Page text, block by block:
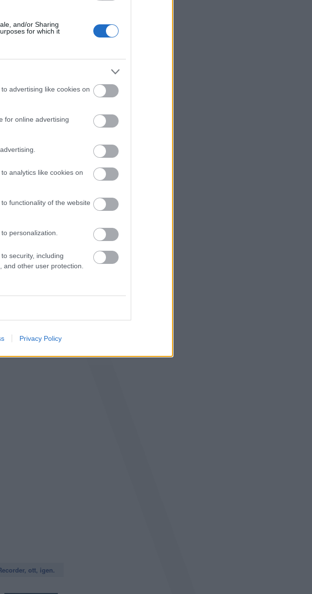
and/or Sharing
for which it
advertising like cookies on
for online advertising
analytics like cookies on
functionality of the website
personalization.
security, including
other user protection.
Privacy Policy
ott, igen.